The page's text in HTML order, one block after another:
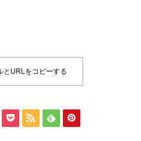
とURLをコピーする
   